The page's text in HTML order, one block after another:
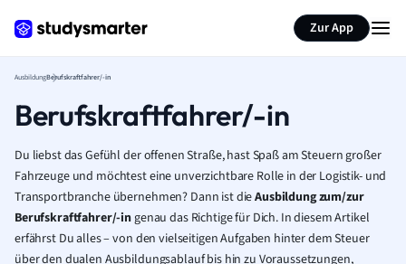
Zur App
AusbildungBerufskraftfahrer/-in
Berufskraftfahrer/-in
Du liebst das Gefühl der offenen Straße, hast Spaß am Steuern großer
Fahrzeuge und möchtest eine unverzichtbare Rolle in der Logistik- und
Transportbranche übernehmen? Dann ist dieAusbildung zum/zur
Berufskraftfahrer/-ingenau das Richtige für Dich. In diesem Artikel
erfährst Du alles – von den vielseitigen Aufgaben hinter dem Steuer
über den dualen Ausbildungsablauf bis hin zu Voraussetzungen,